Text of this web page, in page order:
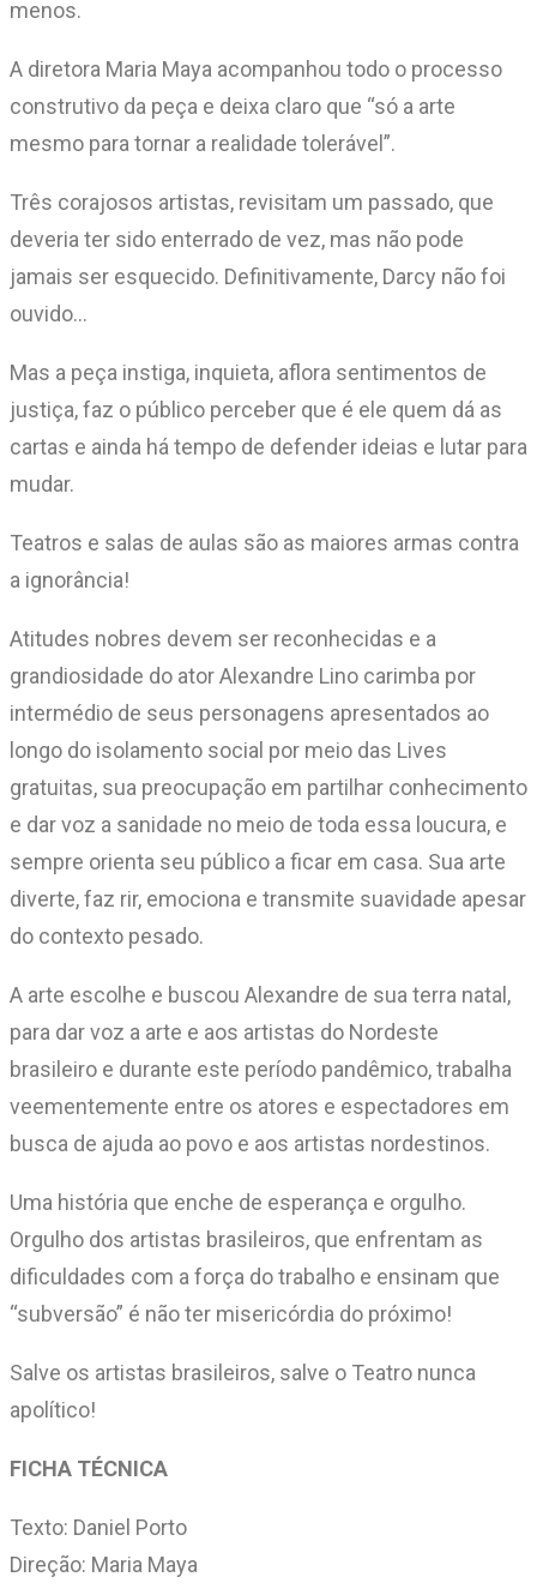
menos.
A diretora Maria Maya acompanhou todo o processo
construtivo da peça e deixa claro que “só a arte
mesmo para tornar a realidade tolerável”.
Três corajosos artistas, revisitam um passado, que
deveria ter sido enterrado de vez, mas não pode
jamais ser esquecido. Definitivamente, Darcy não foi
ouvido…
Mas a peça instiga, inquieta, aflora sentimentos de
justiça, faz o público perceber que é ele quem dá as
cartas e ainda há tempo de defender ideias e lutar para
mudar.
Teatros e salas de aulas são as maiores armas contra
a ignorância!
Atitudes nobres devem ser reconhecidas e a
grandiosidade do ator Alexandre Lino carimba por
intermédio de seus personagens apresentados ao
longo do isolamento social por meio das Lives
gratuitas, sua preocupação em partilhar conhecimento
e dar voz a sanidade no meio de toda essa loucura, e
sempre orienta seu público a ficar em casa. Sua arte
diverte, faz rir, emociona e transmite suavidade apesar
do contexto pesado.
A arte escolhe e buscou Alexandre de sua terra natal,
para dar voz a arte e aos artistas do Nordeste
brasileiro e durante este período pandêmico, trabalha
veementemente entre os atores e espectadores em
busca de ajuda ao povo e aos artistas nordestinos.
Uma história que enche de esperança e orgulho.
Orgulho dos artistas brasileiros, que enfrentam as
dificuldades com a força do trabalho e ensinam que
“subversão” é não ter misericórdia do próximo!
Salve os artistas brasileiros, salve o Teatro nunca
apolítico!
FICHA TÉCNICA
Texto: Daniel Porto
Direção: Maria Maya